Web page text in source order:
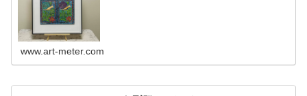
www.art-meter.com